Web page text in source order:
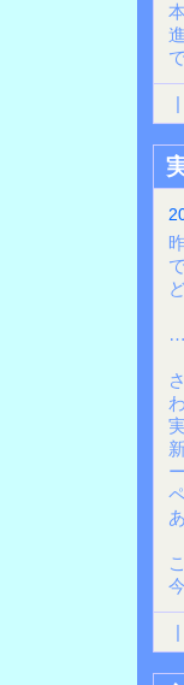
|
|